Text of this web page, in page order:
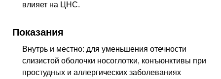
влияет на ЦНС.
Показания
Внутрь и местно: для уменьшения отечности
слизистой оболочки носоглотки, конъюнктивы при
простудных и аллергических заболеваниях